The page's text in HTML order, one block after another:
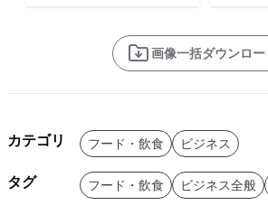
画像一括ダウンロー
カテゴリ フード・飲食 ビジネス
タグ フード・飲食 ビジネス全般